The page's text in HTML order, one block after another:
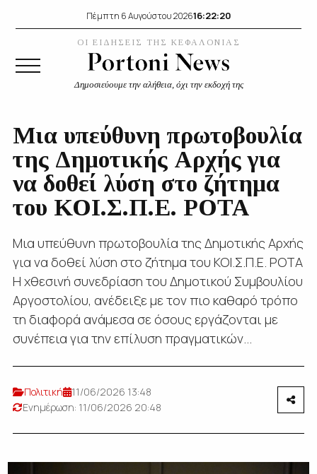
Πέμπτη 6 Αυγούστου 202616:22:21
ΟΙ ΕΙΔΗΣΕΙΣ ΤΗΣ ΚΕΦΑΛΟΝΙΑΣ
Δημοσιεύουμε την αλήθεια, όχι την εκδοχή της
Μια υπεύθυνη πρωτοβουλία
της Δημοτικής Αρχής για
να δοθεί λύση στο ζήτημα
του ΚΟΙ.Σ.Π.Ε. ΡΟΤΑ
Μια υπεύθυνη πρωτοβουλία της Δημοτικής Αρχής
για να δοθεί λύση στο ζήτημα του ΚΟΙ.Σ.Π.Ε. ΡΟΤΑ
Η χθεσινή συνεδρίαση του Δημοτικού Συμβουλίου
Αργοστολίου, ανέδειξε με τον πιο καθαρό τρόπο
τη διαφορά ανάμεσα σε όσους εργάζονται με
συνέπεια για την επίλυση πραγματικών...
Πολιτική
11/06/2026 13:48
Ενημέρωση: 11/06/2026 20:48